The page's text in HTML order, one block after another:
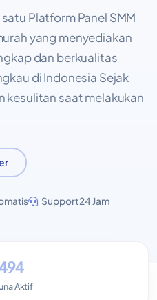
Platform Panel SMM
yang menyediakan
dan berkualitas
di Indonesia Sejak
kesulitan saat melakukan
Support 24 Jam
Aktif